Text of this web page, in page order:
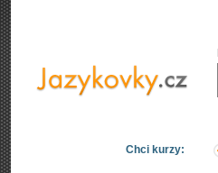
Chci kurzy: